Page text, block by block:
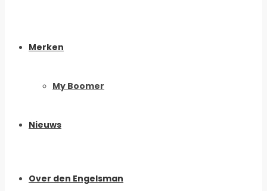
Merken
My Boomer
Nieuws
Over den Engelsman